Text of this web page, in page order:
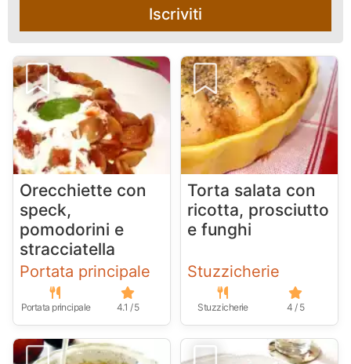
Iscriviti
Orecchiette con
speck,
pomodorini e
stracciatella
Portata principale
Portata principale 4.1 / 5
Torta salata con
ricotta, prosciutto
e funghi
Stuzzicherie
Stuzzicherie 4 / 5